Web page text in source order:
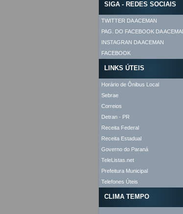
SIGA - REDES SOCIAIS
TWITTER DA ACEMAN
PAG. DO FACEBOOK DA
INSTAGRAN DA ACEMAN
FACEBOOK
LINKS ÚTEIS
Horário de Ônibus Local
Sebrae
Correios
Detran - PR
Receita Federal
Receita Estadual
Governo do Paraná
TeleListas.net
Prefeitura Municipal
Telefones Úteis
CLIMA TEMPO